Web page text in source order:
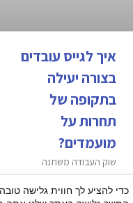
איך לגייס עובדים
בצורה יעילה
בתקופה של
תחרות על
מועמדים?
שוק העבודה משתנה
במהירות, ומעסיקים
נדרשים להתמודד עם
כדי להציע לך חווית גלישה